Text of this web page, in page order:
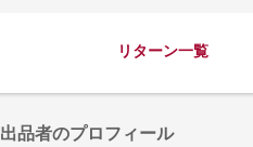
リターン一覧
出品者のプロフィール